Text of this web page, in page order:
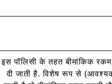
इस पॉलिसी के तहत बीमांकिक रकम
दी जाती है. विशेष रूप से (आवश्यक